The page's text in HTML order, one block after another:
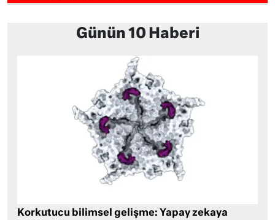
Günün 10 Haberi
Korkutucu bilimsel gelişme: Yapay zekaya